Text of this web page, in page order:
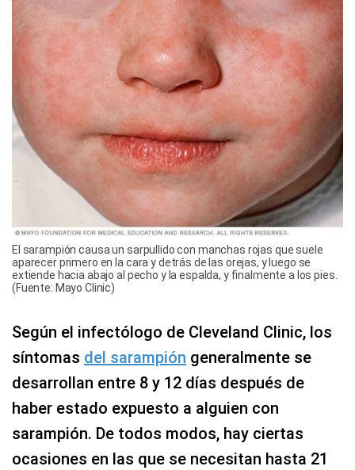
El sarampión causa un sarpullido con manchas rojas que suele
aparecer primero en la cara y detrás de las orejas, y luego se
extiende hacia abajo al pecho y la espalda, y finalmente a los pies.
(Fuente: Mayo Clinic)
Según el infectólogo de Cleveland Clinic, los
síntomas del sarampión generalmente se
desarrollan entre 8 y 12 días después de
haber estado expuesto a alguien con
sarampión. De todos modos, hay ciertas
ocasiones en las que se necesitan hasta 21